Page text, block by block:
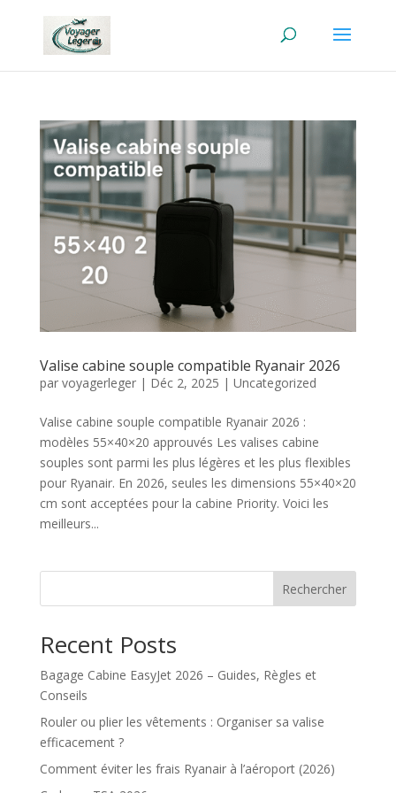
Valise cabine souple compatible Ryanair 2026
par voyagerleger| Déc 2, 2025 | Uncategorized
Valise cabine souple compatible Ryanair 2026 :
modèles 55×40×20 approuvés Les valises cabine
souples sont parmi les plus légères et les plus flexibles
pour Ryanair. En 2026, seules les dimensions 55×40×20
cm sont acceptées pour la cabine Priority. Voici les
meilleurs...
Rechercher
Recent Posts
Bagage Cabine EasyJet 2026 – Guides, Règles et
Conseils
Rouler ou plier les vêtements : Organiser sa valise
efficacement ?
Comment éviter les frais Ryanair à l’aéroport (2026)